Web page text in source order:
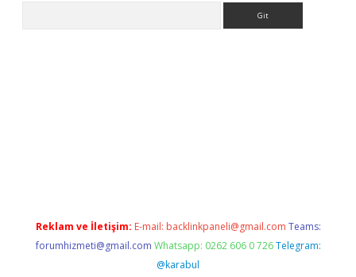
Reklam ve İletişim: E-mail: backlinkpaneli@gmail.com Teams:
forumhizmeti@gmail.com Whatsapp: 0262 606 0 726 Telegram:
@karabul